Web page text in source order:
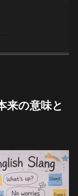
来の意味と